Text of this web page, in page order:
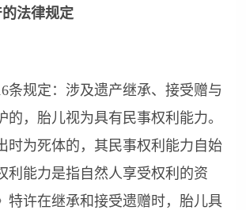
法律规定
条规定：涉及遗产继承、接受赠与
的，胎儿视为具有民事权利能力。
时为死体的，其民事权利能力自始
利能力是指自然人享受权利的资
特许在继承和接受遗赠时，胎儿具